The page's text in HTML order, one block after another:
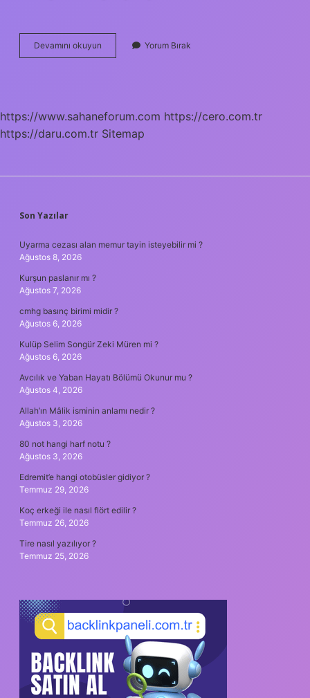
Devamını okuyun Boykotun
Sebebi
Yorum Bırak
https://www.sahaneforum.com https://cero.com.tr
https://daru.com.tr Sitemap
SIDEBAR
Son Yazılar
Uyarma cezası alan memur tayin isteyebilir mi ?
Ağustos 8, 2026
Kurşun paslanır mı ?
Ağustos 7, 2026
cmhg basınç birimi midir ?
Ağustos 6, 2026
Kulüp Selim Songür Zeki Müren mi ?
Ağustos 6, 2026
Avcılık ve Yaban Hayatı Bölümü Okunur mu ?
Ağustos 4, 2026
Allah’ın Mâlik isminin anlamı nedir ?
Ağustos 3, 2026
80 not hangi harf notu ?
Ağustos 3, 2026
Edremit’e hangi otobüsler gidiyor ?
Temmuz 29, 2026
Koç erkeği ile nasıl flört edilir ?
Temmuz 26, 2026
Tire nasıl yazılıyor ?
Temmuz 25, 2026